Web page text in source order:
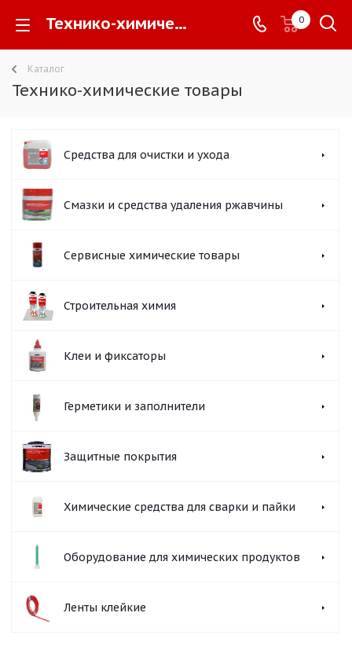
Технико-химические товары - 0
Каталог
Технико-химические товары
Средства для очистки и ухода
Смазки и средства удаления ржавчины
Сервисные химические товары
Строительная химия
Клеи и фиксаторы
Герметики и заполнители
Защитные покрытия
Химические средства для сварки и пайки
Оборудование для химических продуктов
Ленты клейкие